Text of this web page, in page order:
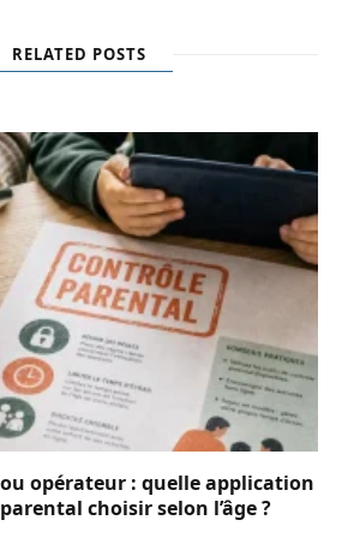
RELATED POSTS
opérateur : quelle application
choisir selon l’âge ?